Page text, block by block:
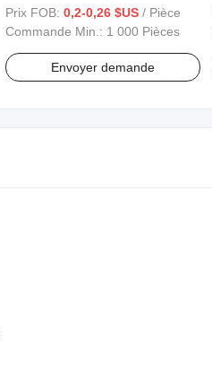
ensembles cadeaux de luxe,
emballage de fragrance, kit de
Prix FOB: 0,2-0,26 $US / Pièce
Commande Min.: 1 000 Pièces
Envoyer demande